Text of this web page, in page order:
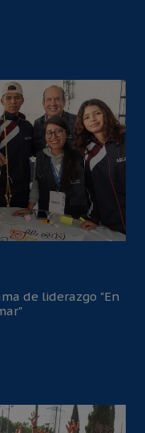
de liderazgo "En